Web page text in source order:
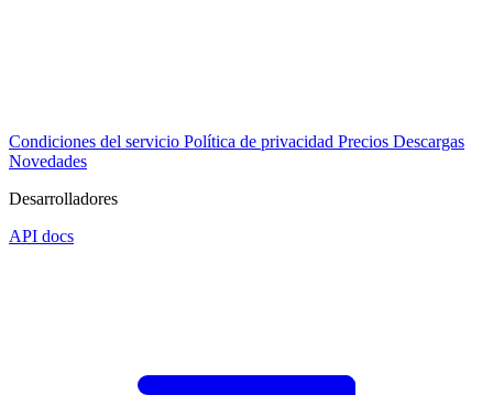
Condiciones del servicio Política de privacidad Precios Descargas
Novedades
Desarrolladores
API docs